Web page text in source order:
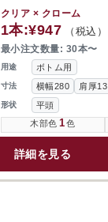
用途 ボトム用
寸法 横幅280 肩厚13
形状
平頭
木部色 1色
クリア × クローム
1本:¥947 （税込）
最小注文数量: 30本〜
詳細を見る